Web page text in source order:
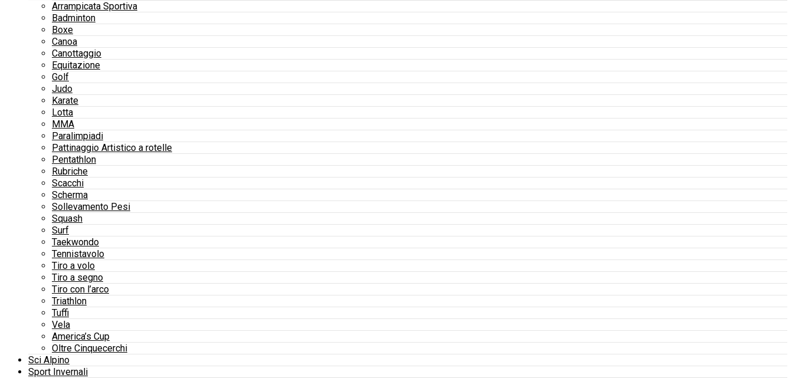
Arrampicata Sportiva
Badminton
Boxe
Canoa
Canottaggio
Equitazione
Golf
Judo
Karate
Lotta
MMA
Paralimpiadi
Pattinaggio Artistico a rotelle
Pentathlon
Rubriche
Scacchi
Scherma
Sollevamento Pesi
Squash
Surf
Taekwondo
Tennistavolo
Tiro a volo
Tiro a segno
Tiro con l’arco
Triathlon
Tuffi
Vela
America’s Cup
Oltre Cinquecerchi
Sci Alpino
Sport Invernali